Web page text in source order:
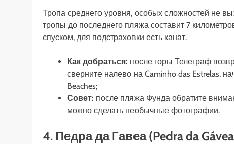
Тропа среднего уровня, особых сложностей не
тропы до последнего пляжа составит 7
спуском, для подстраховки есть канат.
Как добраться: после горы Телеграф
сверните налево на Caminho das Estrelas,
Beaches;
Совет: после пляжа Фунда обратите
можно сделать необычные фотографии.
4. Педра да Гавеа (Pedra da